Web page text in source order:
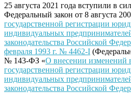
25 августа 2021 года вступили в
Федеральный закон от 8 августа
государственной регистрации
индивидуальных
законодательства Российской
февраля 1993 г. № 4462-I
№ 143-ФЗ «О внесении изменений
государственной регистрации
индивидуальных
законодательства Российской